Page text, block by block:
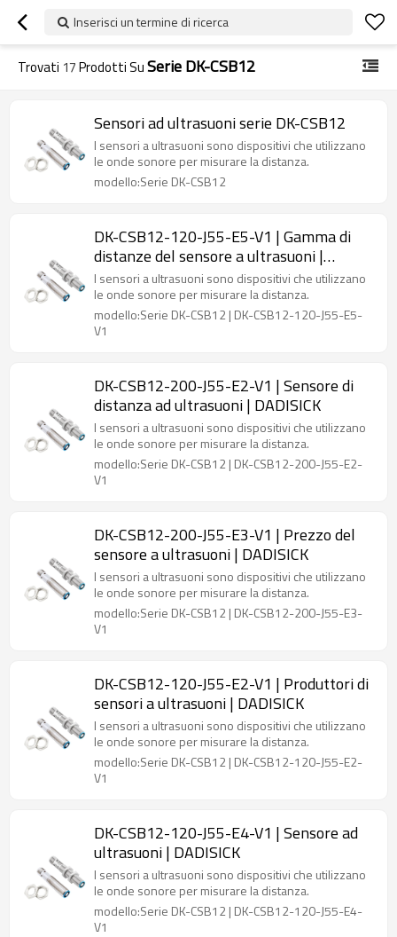
Inserisci un termine di ricerca
Trovati 17Prodotti SuSerie DK-CSB12
Sensori ad ultrasuoni serie DK-CSB12
I sensori a ultrasuoni sono dispositivi che utilizzano
le onde sonore per misurare la distanza.
modello:Serie DK-CSB12
DK-CSB12-120-J55-E5-V1 | Gamma di
distanze del sensore a ultrasuoni |
DADISICK
I sensori a ultrasuoni sono dispositivi che utilizzano
le onde sonore per misurare la distanza.
modello:Serie DK-CSB12 | DK-CSB12-120-J55-E5-
V1
DK-CSB12-200-J55-E2-V1 | Sensore di
distanza ad ultrasuoni | DADISICK
I sensori a ultrasuoni sono dispositivi che utilizzano
le onde sonore per misurare la distanza.
modello:Serie DK-CSB12 | DK-CSB12-200-J55-E2-
V1
DK-CSB12-200-J55-E3-V1 | Prezzo del
sensore a ultrasuoni | DADISICK
I sensori a ultrasuoni sono dispositivi che utilizzano
le onde sonore per misurare la distanza.
modello:Serie DK-CSB12 | DK-CSB12-200-J55-E3-
V1
DK-CSB12-120-J55-E2-V1 | Produttori di
sensori a ultrasuoni | DADISICK
I sensori a ultrasuoni sono dispositivi che utilizzano
le onde sonore per misurare la distanza.
modello:Serie DK-CSB12 | DK-CSB12-120-J55-E2-
V1
DK-CSB12-120-J55-E4-V1 | Sensore ad
ultrasuoni | DADISICK
I sensori a ultrasuoni sono dispositivi che utilizzano
le onde sonore per misurare la distanza.
modello:Serie DK-CSB12 | DK-CSB12-120-J55-E4-
V1